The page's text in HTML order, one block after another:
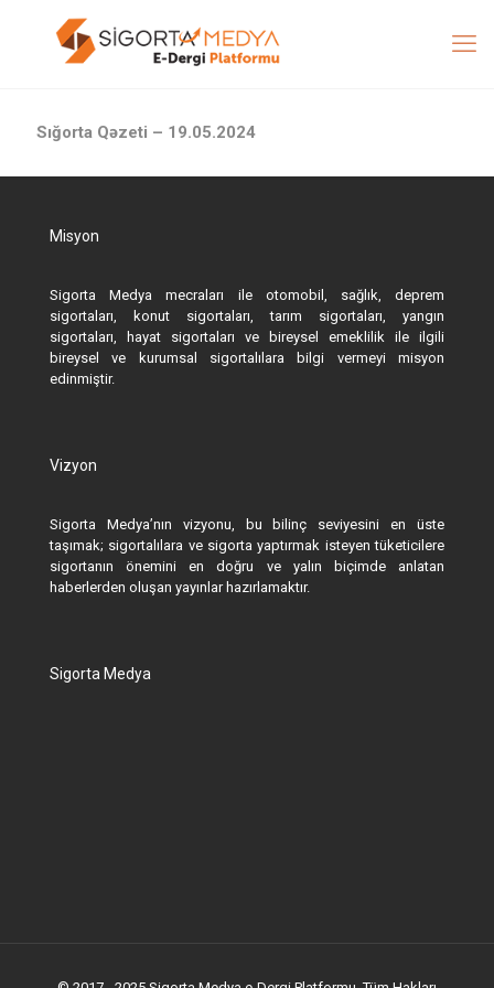
Sığorta Qəzeti – 19.05.2024
Misyon
Sigorta Medya mecraları ile otomobil, sağlık, deprem
sigortaları, konut sigortaları, tarım sigortaları, yangın
sigortaları, hayat sigortaları ve bireysel emeklilik ile ilgili
bireysel ve kurumsal sigortalılara bilgi vermeyi misyon
edinmiştir.
Vizyon
Sigorta Medya’nın vizyonu, bu bilinç seviyesini en üste
taşımak; sigortalılara ve sigorta yaptırmak isteyen tüketicilere
sigortanın önemini en doğru ve yalın biçimde anlatan
haberlerden oluşan yayınlar hazırlamaktır.
Sigorta Medya